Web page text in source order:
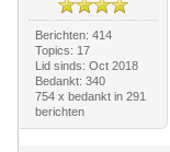
Berichten: 414
Topics: 17
Lid sinds: Oct 2018
Bedankt: 340
754 x bedankt in 291
berichten